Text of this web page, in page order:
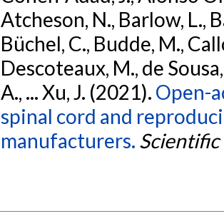
Atcheson, N., Barlow, L.,
Büchel, C., Budde, M.,
Descoteaux, M., de
A., ... Xu, J. (2021). Open-
spinal cord and
manufacturers. Scientific